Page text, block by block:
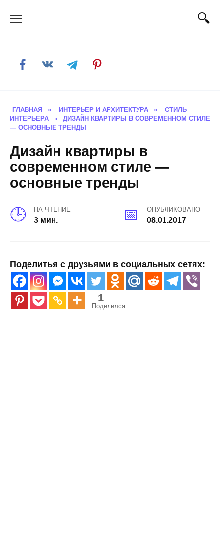
ГЛАВНАЯ » ИНТЕРЬЕР И АРХИТЕКТУРА »
СТИЛЬ
ИНТЕРЬЕРА
»
ДИЗАЙН КВАРТИРЫ В СОВРЕМЕННОМ СТИЛЕ
— ОСНОВНЫЕ ТРЕНДЫ
Дизайн квартиры в
современном стиле —
основные тренды
НА ЧТЕНИЕ
3 мин.
ОПУБЛИКОВАНО
08.01.2017
Поделитья с друзьями в социальных сетях:
1
Поделился